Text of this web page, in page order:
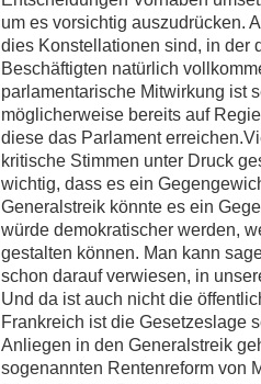
um es vorsichtig auszudrücken.
dies Konstellationen sind, in der
Beschäftigten natürlich
parlamentarische Mitwirkung ist
möglicherweise bereits auf
diese das Parlament
kritische Stimmen unter Druck
wichtig, dass es ein
Generalstreik könnte es ein
würde demokratischer werden,
gestalten können. Man kann
schon darauf verwiesen, in
Und da ist auch nicht die
Frankreich ist die Gesetzeslage
Anliegen in den Generalstreik
sogenannten Rentenreform von